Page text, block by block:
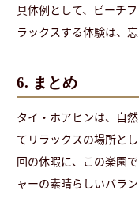
具体例として、ビーチ
ラックスする体験は、
6. まとめ
タイ・ホアヒンは、自
てリラックスの場所と
回の休暇に、この楽園
ャーの素晴らしいバラ